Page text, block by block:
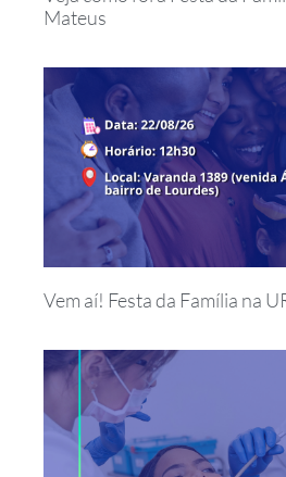
Mateus
Vem aí! Festa da Família na